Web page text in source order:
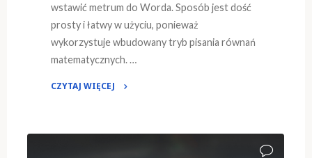
wstawić metrum do Worda. Sposób jest dość
prosty i łatwy w użyciu, ponieważ
wykorzystuje wbudowany tryb pisania równań
matematycznych. …
CZYTAJ WIĘCEJ
Wordzie"